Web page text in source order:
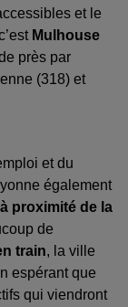
et le
Mulhouse
près par
(318) et
et du
également
proximité de la
de
train, la ville
espérant que
qui viendront